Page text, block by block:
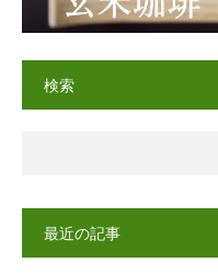
検索
最近の記事